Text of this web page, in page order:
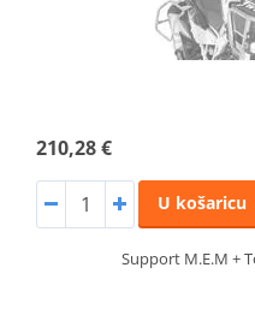
210,28 €
U košaricu
Support M.E.M +